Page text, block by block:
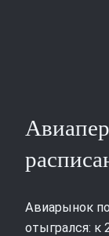
Авиарынок
отыгрался: к